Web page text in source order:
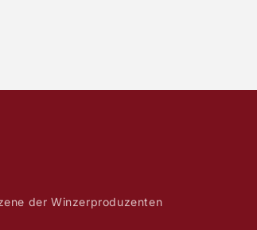
der Winzerproduzenten